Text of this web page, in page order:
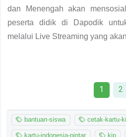
dan Menengah akan
peserta didik di Dapodik
melalui Live Streaming yang
1 2
bantuan-siswa cetak-kartu-
kartu-indonesia-pintar kip